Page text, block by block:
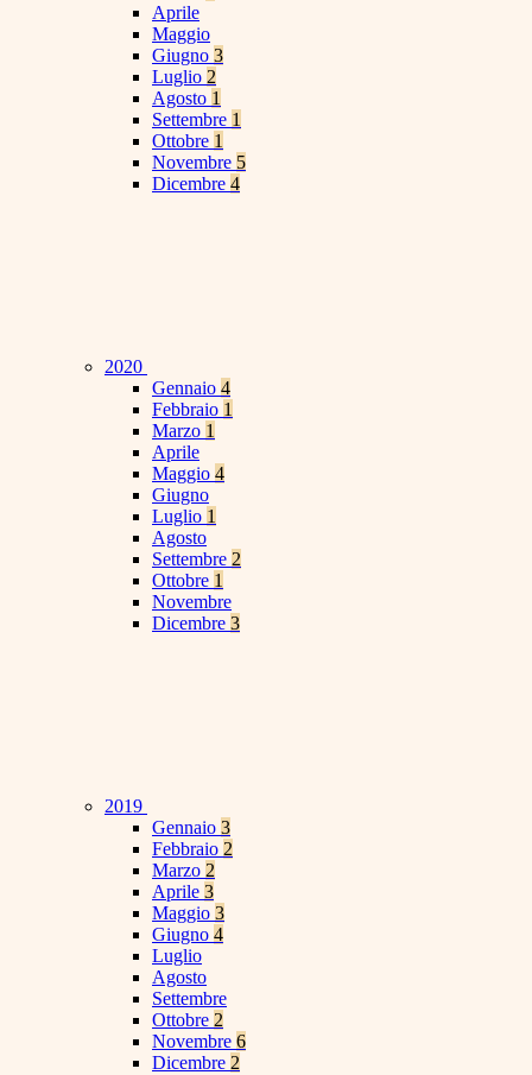
Aprile
Maggio
Giugno 3
Luglio 2
Agosto 1
Settembre 1
Ottobre 1
Novembre 5
Dicembre 4
2020
Gennaio 4
Febbraio 1
Marzo 1
Aprile
Maggio 4
Giugno
Luglio 1
Agosto
Settembre 2
Ottobre 1
Novembre
Dicembre 3
2019
Gennaio 3
Febbraio 2
Marzo 2
Aprile 3
Maggio 3
Giugno 4
Luglio
Agosto
Settembre
Ottobre 2
Novembre 6
Dicembre 2